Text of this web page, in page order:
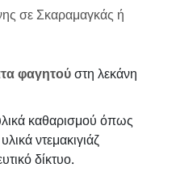
σε Σκαραμαγκάς ή
φαγητούστη λεκάνη
καθαρισμού όπως
ντεμακιγιάζ
δίκτυο.